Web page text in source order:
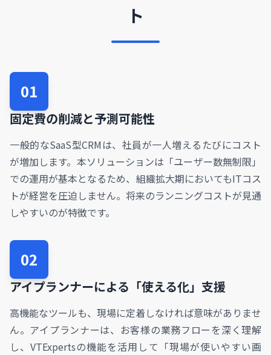
ト
01
固定費の削減と予測可能性
一般的なSaaS型CRMは、社員が一人増えるたびにコスト
が増加します。本ソリューションは「ユーザー数無制限」
での運用が基本となるため、組織拡大期においてもITコス
トが経営を圧迫しません。将来のランニングコストが見通
しやすいのが特徴です。
02
アイプランナーによる「使える化」支援
高機能なツールも、現場に定着しなければ意味がありませ
ん。アイプランナーは、お客様の業務フローを深く理解
し、VTExpertsの機能を活用して「現場が使いやすい画